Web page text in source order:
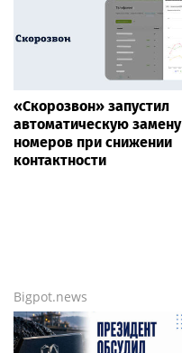
«Скорозвон» запустил
автоматическую замену
номеров при снижении
контактности
Bigpot.news